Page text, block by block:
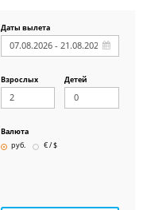
Даты вылета
Взрослых Детей
Валюта
руб.
€ / $